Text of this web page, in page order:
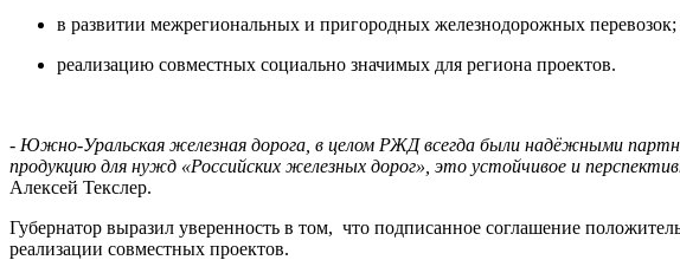
в развитии межрегиональных и пригородных железнодорожных перевозок;
реализацию совместных социально значимых для региона проектов.
- Южно-Уральская железная дорога, в целом РЖД всегда были надёжными
продукцию для нужд «Российских железных дорог», это устойчивое и
Алексей Текслер.
Губернатор выразил уверенность в том, что подписанное соглашение
реализации совместных проектов.